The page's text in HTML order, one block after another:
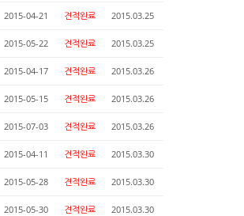
2015-04-21 견적완료 2015.03.25
2015-05-22 견적완료 2015.03.25
2015-04-17 견적완료 2015.03.26
2015-05-15 견적완료 2015.03.26
2015-07-03 견적완료 2015.03.26
2015-04-11 견적완료 2015.03.30
2015-05-28 견적완료 2015.03.30
2015-05-30 견적완료 2015.03.30